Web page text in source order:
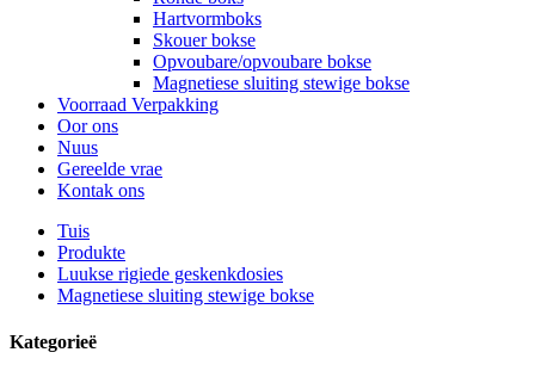
Hartvormboks
Skouer bokse
Opvoubare/opvoubare bokse
Magnetiese sluiting stewige bokse
Voorraad Verpakking
Oor ons
Nuus
Gereelde vrae
Kontak ons
Tuis
Produkte
Luukse rigiede geskenkdosies
Magnetiese sluiting stewige bokse
Kategorieë